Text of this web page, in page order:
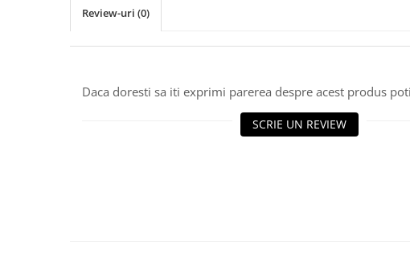
Review-uri (0)
Daca doresti sa iti exprimi parerea despre acest produs
SCRIE UN REVIEW